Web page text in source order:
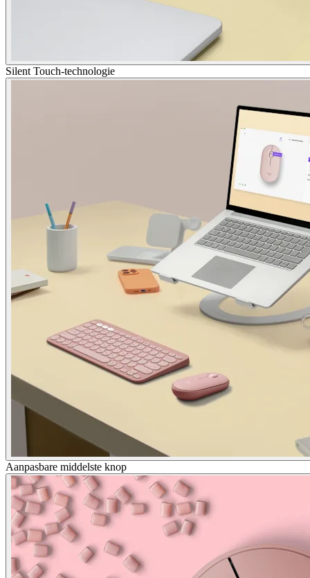
Silent Touch-technologie
Aanpasbare middelste knop